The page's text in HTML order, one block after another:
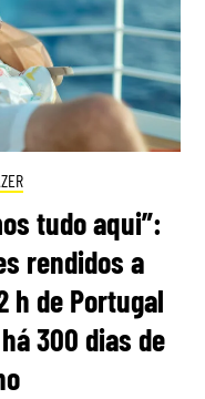
tudo aqui”:
rendidos a
h de Portugal
300 dias de